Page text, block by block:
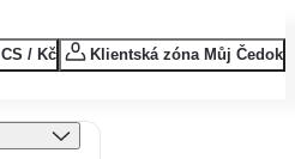
CS / Kč Klientská zóna Můj Čedok